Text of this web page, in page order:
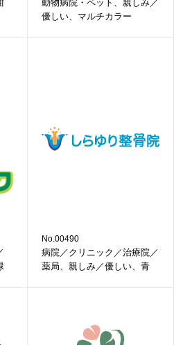
動物病院・ペット、親しみ／
優しい、マルチカラー
No.00490
病院／クリニック／治療院／
薬局、親しみ／優しい、青